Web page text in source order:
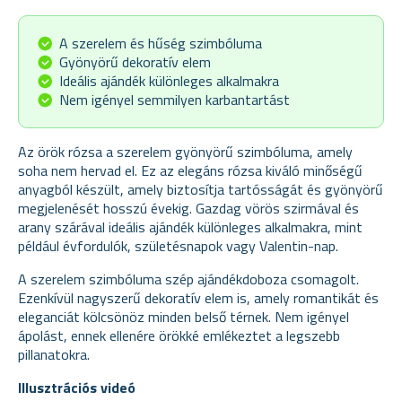
A szerelem és hűség szimbóluma
Gyönyörű dekoratív elem
Ideális ajándék különleges alkalmakra
Nem igényel semmilyen karbantartást
Az örök rózsa a szerelem gyönyörű szimbóluma, amely
soha nem hervad el. Ez az elegáns rózsa kiváló minőségű
anyagból készült, amely biztosítja tartósságát és gyönyörű
megjelenését hosszú évekig. Gazdag vörös szirmával és
arany szárával ideális ajándék különleges alkalmakra, mint
például évfordulók, születésnapok vagy Valentin-nap.
A szerelem szimbóluma szép ajándékdoboza csomagolt.
Ezenkívül nagyszerű dekoratív elem is, amely romantikát és
eleganciát kölcsönöz minden belső térnek. Nem igényel
ápolást, ennek ellenére örökké emlékeztet a legszebb
pillanatokra.
Illusztrációs videó